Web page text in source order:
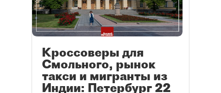
Кроссоверы для
Смольного, рынок
такси и мигранты из
Индии: Петербург 22